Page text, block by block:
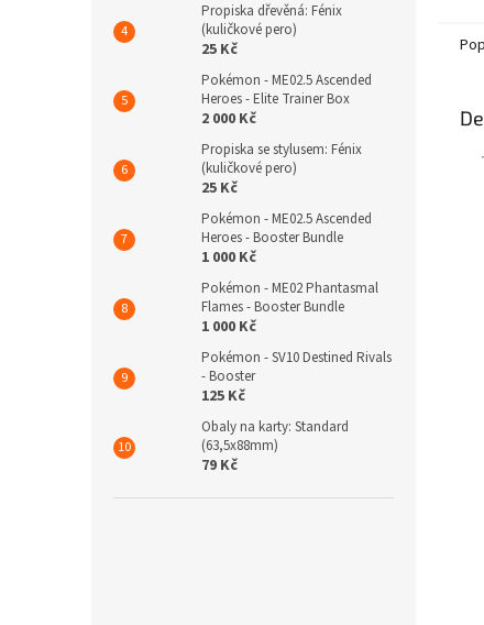
Propiska dřevěná: Fénix
(kuličkové pero)
25 Kč
Pokémon - ME02.5 Ascended
Heroes - Elite Trainer Box
2 000 Kč
Propiska se stylusem: Fénix
(kuličkové pero)
25 Kč
Pokémon - ME02.5 Ascended
Heroes - Booster Bundle
1 000 Kč
Pokémon - ME02 Phantasmal
Flames - Booster Bundle
1 000 Kč
Pokémon - SV10 Destined Rivals
- Booster
125 Kč
Obaly na karty: Standard
(63,5x88mm)
79 Kč